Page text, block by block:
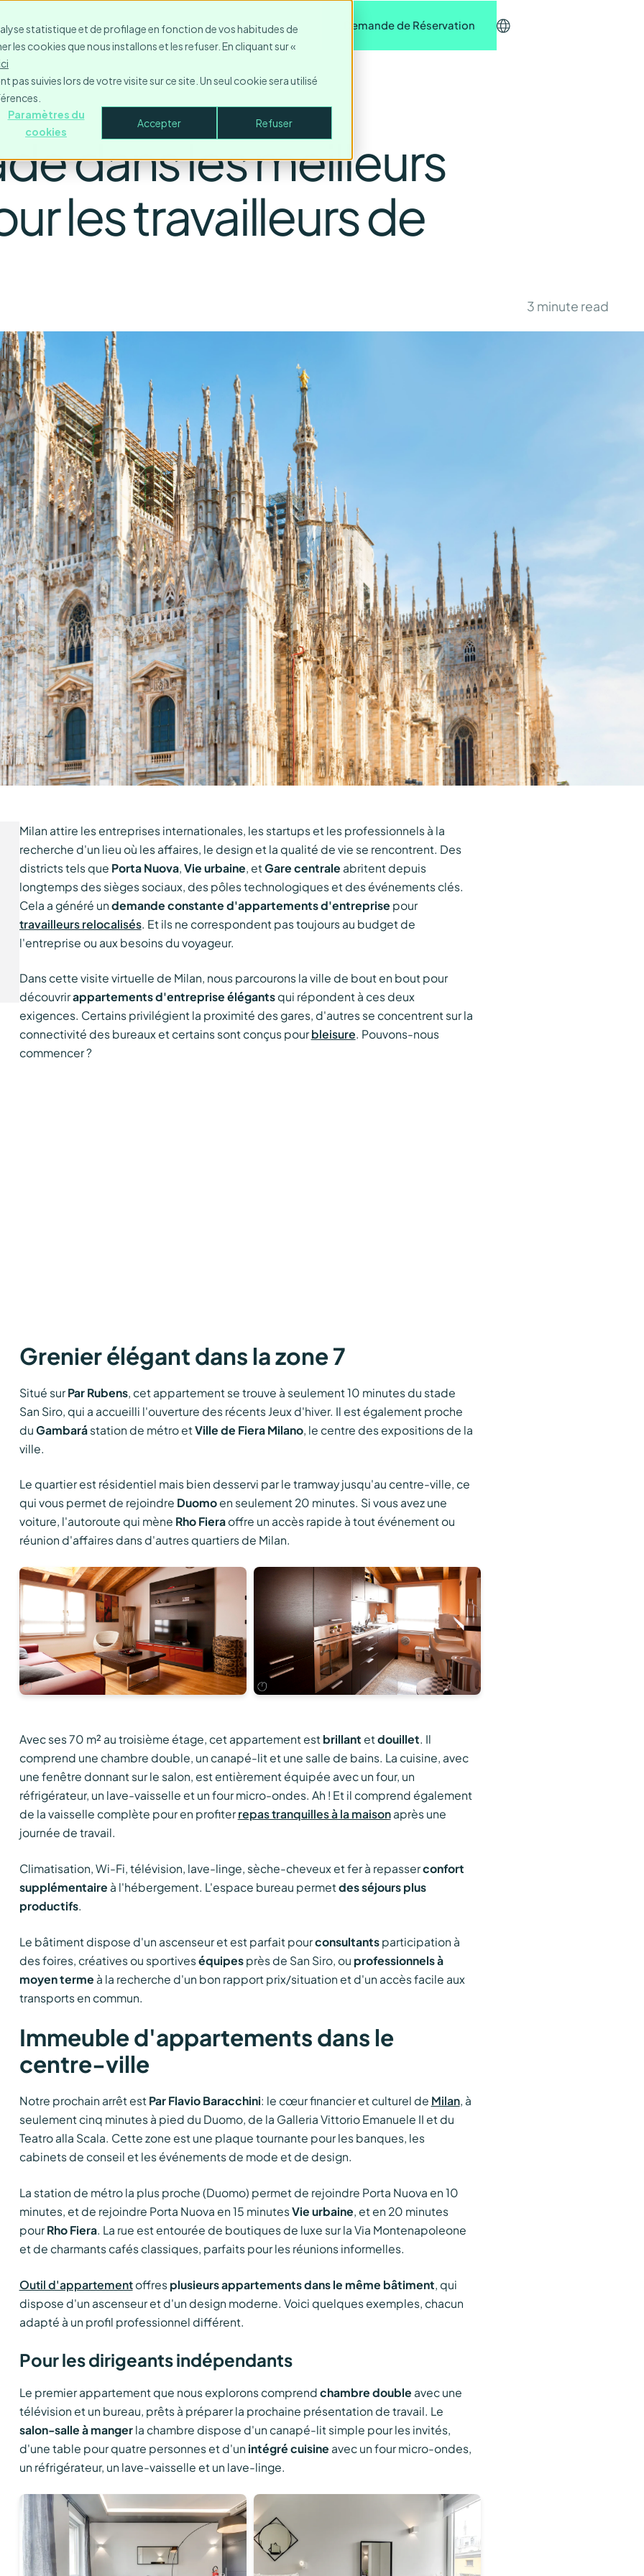
statistique et de profilage en fonction de vos habitudes de
les cookies que nous installons et les refuser. En cliquant sur «
suivies lors de votre visite sur ce site. Un seul cookie sera utilisé
Paramètres du
cookies
Accepter Refuser
Ressources Contacter Entreprise Se connecter Demande de Réservation
dans les meilleurs
les travailleurs de
3 minute read
Milan attire les entreprises internationales, les startups et les professionnels à la
recherche d'un lieu où les affaires, le design et la qualité de vie se rencontrent. Des
districts tels que Porta Nuova, Vie urbaine, et Gare centrale abritent depuis
longtemps des sièges sociaux, des pôles technologiques et des événements clés.
Cela a généré un demande constante d'appartements d'entreprise pour
travailleurs relocalisés. Et ils ne correspondent pas toujours au budget de
l'entreprise ou aux besoins du voyageur.
Dans cette visite virtuelle de Milan, nous parcourons la ville de bout en bout pour
découvrirappartements d'entreprise élégantsqui répondent à ces deux
exigences. Certains privilégient la proximité des gares, d'autres se concentrent sur la
connectivité des bureaux et certains sont conçus pourbleisure. Pouvons-nous
commencer ?
Grenier élégant dans la zone 7
Situé surPar Rubens, cet appartement se trouve à seulement 10 minutes du stade
San Siro, qui a accueilli l'ouverture des récents Jeux d'hiver. Il est également proche
du Gambarástation de métro et Ville de Fiera Milano, le centre des expositions de la
ville.
Le quartier est résidentiel mais bien desservi par le tramway jusqu'au centre-ville, ce
qui vous permet de rejoindre Duomoen seulement 20 minutes. Si vous avez une
voiture, l'autoroute qui mène Rho Fieraoffre un accès rapide à tout événement ou
réunion d'affaires dans d'autres quartiers de Milan.
Avec ses 70 m² au troisième étage, cet appartement est brillant etdouillet. Il
comprend une chambre double, un canapé-lit et une salle de bains. La cuisine, avec
une fenêtre donnant sur le salon, est entièrement équipée avec un four, un
réfrigérateur, un lave-vaisselle et un four micro-ondes. Ah ! Et il comprend également
de la vaisselle complète pour en profiterrepas tranquilles à la maisonaprès une
journée de travail.
Climatisation, Wi-Fi, télévision, lave-linge, sèche-cheveux et fer à repasserconfort
supplémentaire à l'hébergement. L'espace bureau permetdes séjours plus
productifs.
Le bâtiment dispose d'un ascenseur et est parfait pourconsultantsparticipation à
des foires, créatives ou sportiveséquipesprès de San Siro, ou professionnels à
moyen terme à la recherche d'un bon rapport prix/situation et d'un accès facile aux
transports en commun.
Immeuble d'appartements dans le
centre-ville
Notre prochain arrêt est Par Flavio Baracchini: le cœur financier et culturel de Milan, à
seulement cinq minutes à pied du Duomo, de la Galleria Vittorio Emanuele II et du
Teatro alla Scala. Cette zone est une plaque tournante pour les banques, les
cabinets de conseil et les événements de mode et de design.
La station de métro la plus proche (Duomo) permet de rejoindre Porta Nuova en 10
minutes, et de rejoindre Porta Nuova en 15 minutesVie urbaine, et en 20 minutes
pourRho Fiera. La rue est entourée de boutiques de luxe sur la Via Montenapoleone
et de charmants cafés classiques, parfaits pour les réunions informelles.
Outil d'appartementoffres plusieurs appartements dans le même bâtiment, qui
dispose d'un ascenseur et d'un design moderne. Voici quelques exemples, chacun
adapté à un profil professionnel différent.
Pour les dirigeants indépendants
Le premier appartement que nous explorons comprend chambre double avec une
télévision et un bureau, prêts à préparer la prochaine présentation de travail. Le
salon-salle à mangerla chambre dispose d'un canapé-lit simple pour les invités,
d'une table pour quatre personnes et d'un intégré cuisine avec un four micro-ondes,
un réfrigérateur, un lave-vaisselle et un lave-linge.